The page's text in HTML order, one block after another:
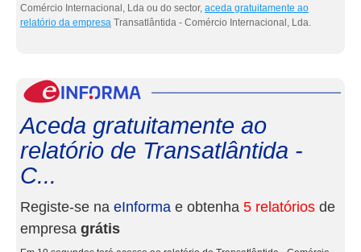
Comércio Internacional, Lda ou do sector, aceda gratuitamente ao
relatório da empresa Transatlântida - Comércio Internacional, Lda.
Aceda gratuitamente ao
relatório de Transatlântida -
C...
Registe-se na eInforma e obtenha 5 relatórios de
empresa grátis